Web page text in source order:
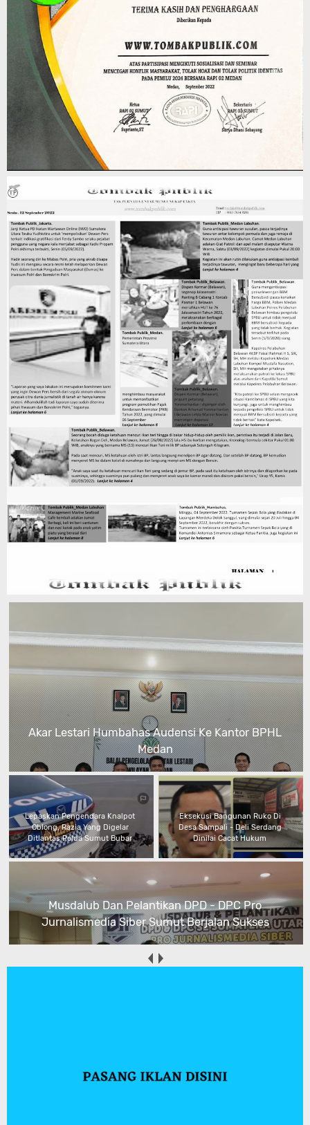
Akar Lestari Humbahas Audensi Ke Kantor BPHL
Medan
Lepaskan Pengendara Knalpot
Oblong, Razia Yang Digelar
Ditlantas Polda Sumut Bubar
Eksekusi Bangunan Ruko Di
Desa Sampali - Deli Serdang
Dinilai Cacat Hukum
Musdalub Dan Pelantikan DPD - DPC Pro
Jurnalismedia Siber Sumut Berjalan Sukses